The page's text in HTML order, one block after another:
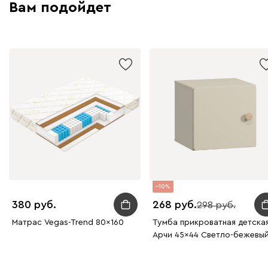
Вам подойдет
380
Матрас Vegas-Trend 80x160
10
268 298
Тумба прикроватная
Арчи 45x44 Светло-